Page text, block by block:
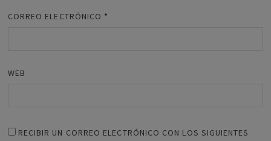
CORREO ELECTRÓNICO *
WEB
RECIBIR UN CORREO ELECTRÓNICO CON LOS SIGUIENTES